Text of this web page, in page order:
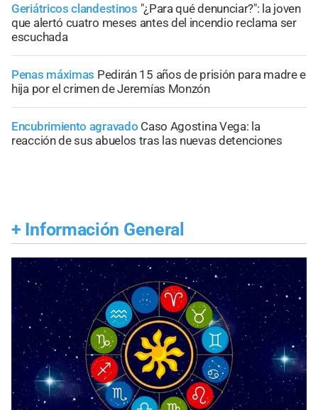
Geriátricos clandestinos "¿Para qué denunciar?": la joven
que alertó cuatro meses antes del incendio reclama ser
escuchada
Penas máximas Pedirán 15 años de prisión para madre e
hija por el crimen de Jeremías Monzón
Encubrimiento agravado Caso Agostina Vega: la
reacción de sus abuelos tras las nuevas detenciones
+ Información General